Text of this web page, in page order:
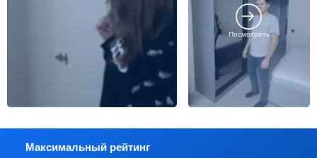
Посмотреть
Максимальный рейтинг